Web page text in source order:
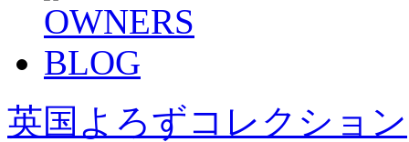
英国よろずコレクション